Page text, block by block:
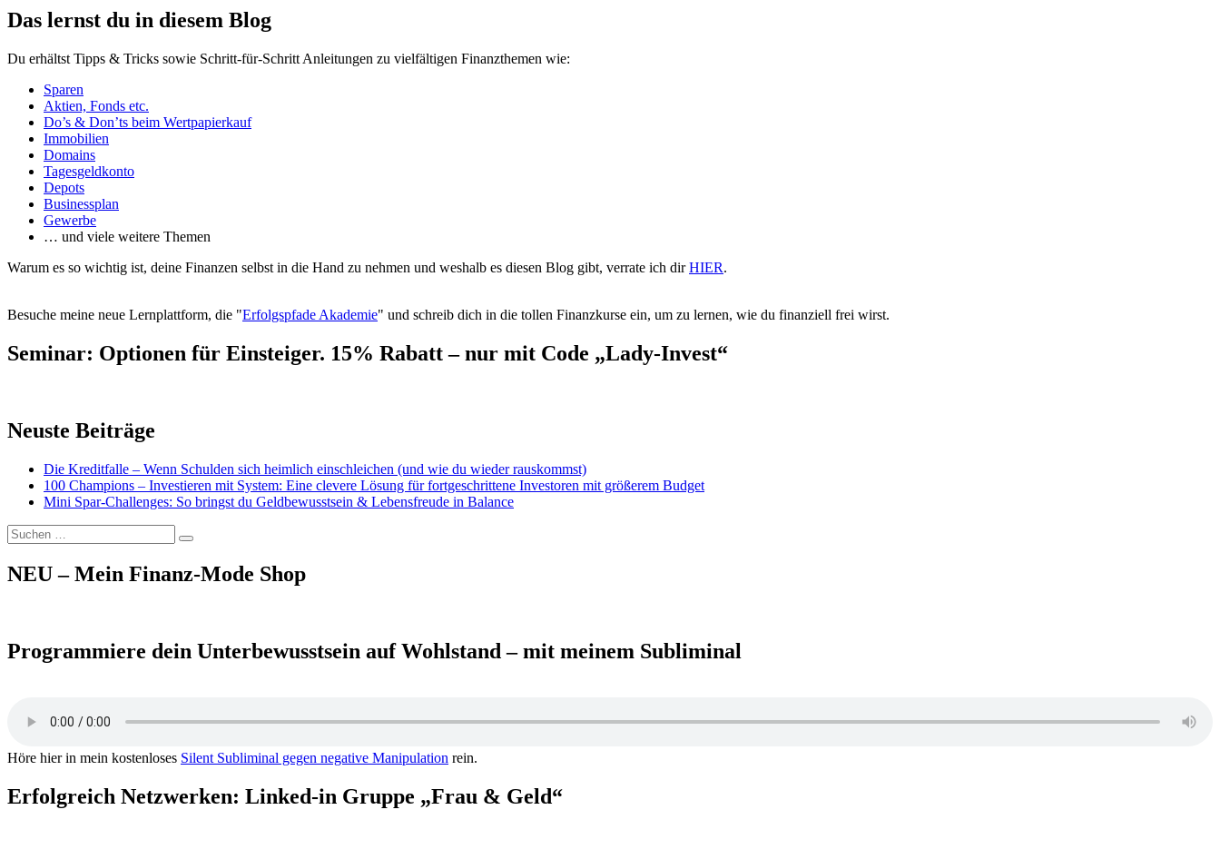
Das lernst du in diesem Blog
Du erhältst Tipps & Tricks sowie Schritt-für-Schritt Anleitungen zu vielfältigen Finanzthemen wie:
Sparen
Aktien, Fonds etc.
Do’s & Don’ts beim Wertpapierkauf
Immobilien
Domains
Tagesgeldkonto
Depots
Businessplan
Gewerbe
… und viele weitere Themen
Warum es so wichtig ist, deine Finanzen selbst in die Hand zu nehmen und weshalb es diesen Blog gibt, verrate ich dirHIER.
Besuche meine neue Lernplattform, die "Erfolgspfade Akademie" und schreib dich in die tollen Finanzkurse ein, um zu lernen, wie du finanziell frei wirst.
Seminar: Optionen für Einsteiger. 15% Rabatt – nur mit Code „Lady-Invest“
Neuste Beiträge
Die Kreditfalle – Wenn Schulden sich heimlich einschleichen (und wie du wieder rauskommst)
100 Champions – Investieren mit System: Eine clevere Lösung für fortgeschrittene Investoren mit größerem Budget
Mini Spar-Challenges: So bringst du Geldbewusstsein & Lebensfreude in Balance
Suchen
nach:
Suchen
NEU – Mein Finanz-Mode Shop
Programmiere dein Unterbewusstsein auf Wohlstand – mit meinem Subliminal
Höre hier in mein kostenloses Silent Subliminal gegen negative Manipulation rein.
Erfolgreich Netzwerken: Linked-in Gruppe „Frau & Geld“